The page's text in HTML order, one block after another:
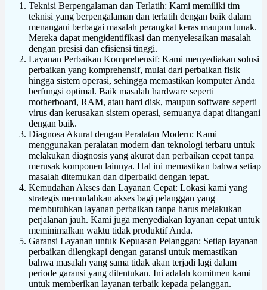
Teknisi Berpengalaman dan Terlatih: Kami memiliki tim
teknisi yang berpengalaman dan terlatih dengan baik dalam
menangani berbagai masalah perangkat keras maupun lunak.
Mereka dapat mengidentifikasi dan menyelesaikan masalah
dengan presisi dan efisiensi tinggi.
Layanan Perbaikan Komprehensif: Kami menyediakan solusi
perbaikan yang komprehensif, mulai dari perbaikan fisik
hingga sistem operasi, sehingga memastikan komputer Anda
berfungsi optimal. Baik masalah hardware seperti
motherboard, RAM, atau hard disk, maupun software seperti
virus dan kerusakan sistem operasi, semuanya dapat ditangani
dengan baik.
Diagnosa Akurat dengan Peralatan Modern: Kami
menggunakan peralatan modern dan teknologi terbaru untuk
melakukan diagnosis yang akurat dan perbaikan cepat tanpa
merusak komponen lainnya. Hal ini memastikan bahwa setiap
masalah ditemukan dan diperbaiki dengan tepat.
Kemudahan Akses dan Layanan Cepat: Lokasi kami yang
strategis memudahkan akses bagi pelanggan yang
membutuhkan layanan perbaikan tanpa harus melakukan
perjalanan jauh. Kami juga menyediakan layanan cepat untuk
meminimalkan waktu tidak produktif Anda.
Garansi Layanan untuk Kepuasan Pelanggan: Setiap layanan
perbaikan dilengkapi dengan garansi untuk memastikan
bahwa masalah yang sama tidak akan terjadi lagi dalam
periode garansi yang ditentukan. Ini adalah komitmen kami
untuk memberikan layanan terbaik kepada pelanggan.